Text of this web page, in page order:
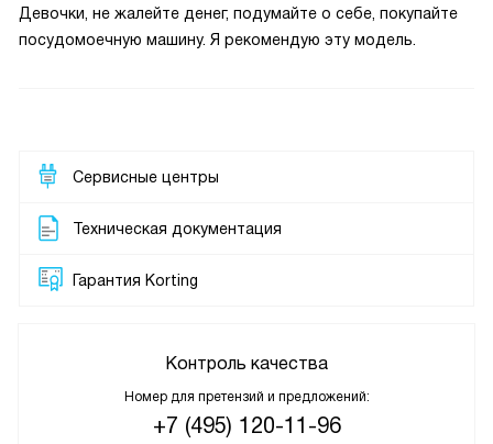
Девочки, не жалейте денег, подумайте о себе, покупайте
посудомоечную машину. Я рекомендую эту модель.
Сервисные центры
Техническая документация
Гарантия Korting
Контроль качества
Номер для претензий и предложений:
+7 (495) 120-11-96